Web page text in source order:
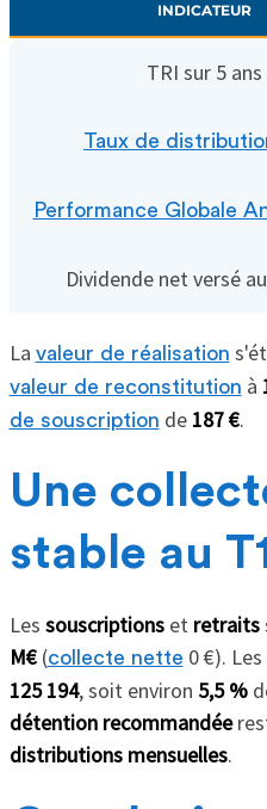
INDICATEUR
TRI sur 5 ans
Taux de
Performance Globale
Dividende net versé
La valeur de réalisation
valeur de reconstitution à
de souscription de 187 €.
Une
stable au
Les souscriptionset retraits
M€(collecte nette 0 €). Les
125 194, soit environ 5,5 %
détention recommandée
distributions mensuelles.